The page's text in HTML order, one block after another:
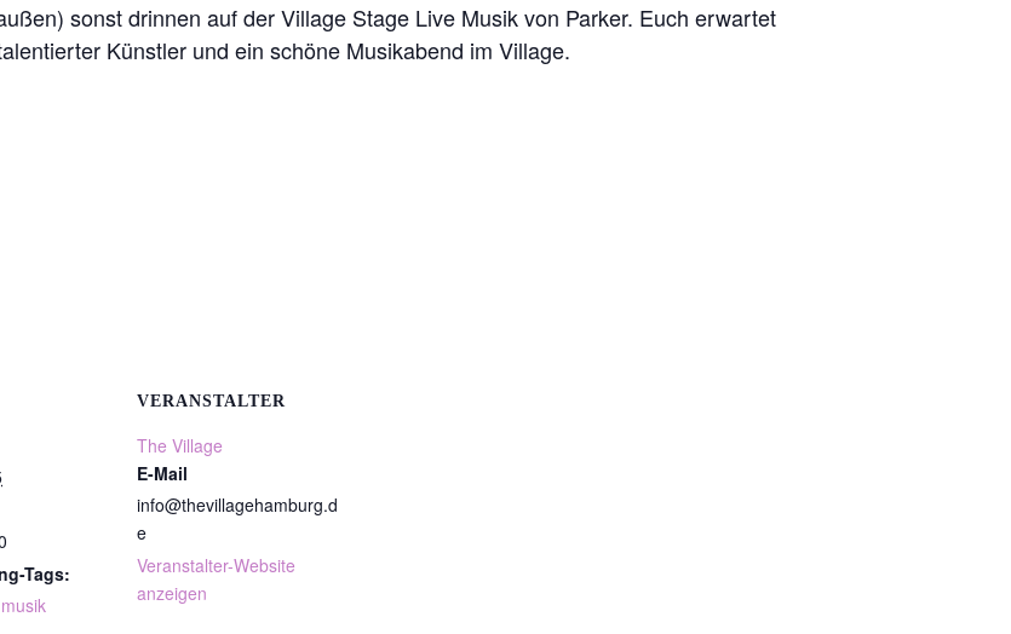
sonst drinnen auf der Village Stage Live Musik von Parker. Euch erwartet
Künstler und ein schöne Musikabend im Village.
Tags:
VERANSTALTER
The Village
E-Mail
info@thevillagehamburg.d
e
Veranstalter-Website
anzeigen